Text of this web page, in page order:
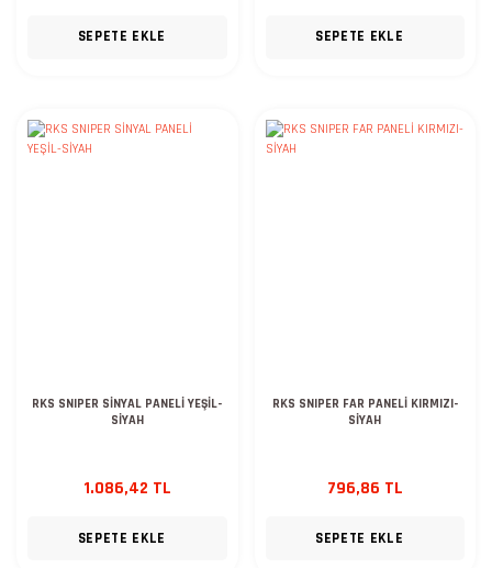
SEPETE EKLE SEPETE EKLE
RKS SNIPER SİNYAL PANELİ YEŞİL-
SİYAH
1.086,42 TL
SEPETE EKLE
RKS SNIPER FAR PANELİ KIRMIZI-
SİYAH
796,86 TL
SEPETE EKLE